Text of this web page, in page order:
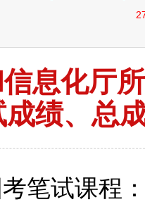
息化厅
绩、总
笔试课程